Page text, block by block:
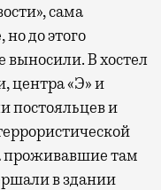
сама
до этого
В хостел
центра «Э» и
постояльцев и
проживавшие там
в здании